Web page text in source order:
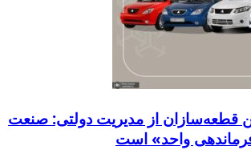
قطعه‌سازان از مدیریت دولتی: صنعت
واحد» است